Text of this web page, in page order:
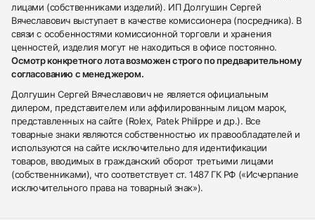
лицами (собственниками изделий). ИП Долгушин Сергей
Вячеславович выступает в качестве комиссионера (посредника). В
связи с особенностями комиссионной торговли и хранения
ценностей, изделия могут не находиться в офисе постоянно.
Осмотр конкретного лота возможен строго по предварительному
согласованию с менеджером.
Долгушин Сергей Вячеславович не является официальным
дилером, представителем или аффилированным лицом марок,
представленных на сайте (Rolex, Patek Philippe и др.). Все
товарные знаки являются собственностью их правообладателей и
используются на сайте исключительно для идентификации
товаров, вводимых в гражданский оборот третьими лицами
(собственниками), что соответствует ст. 1487 ГК РФ («Исчерпание
исключительного права на товарный знак»).